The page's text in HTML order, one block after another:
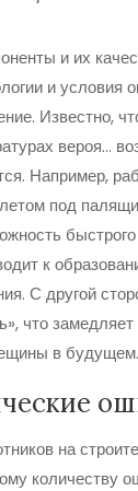
и их
и условия
Известно,
вероя...
Например,
под
к
С другой
что
в будущем.
на
количеству